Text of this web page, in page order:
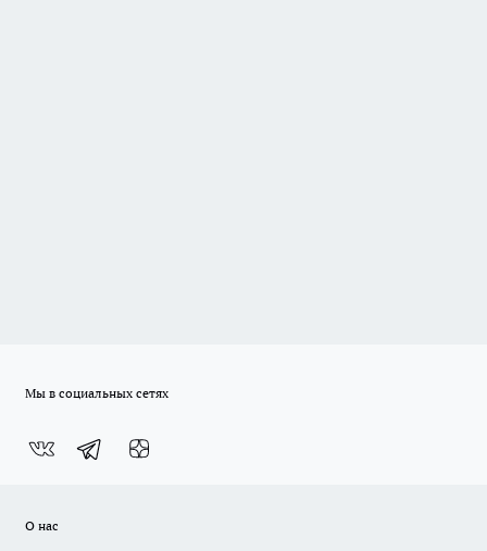
Мы в социальных сетях
О нас